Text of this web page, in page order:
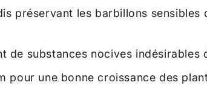
préservant les barbillons
de substances nocives indésirables
une bonne croissance des